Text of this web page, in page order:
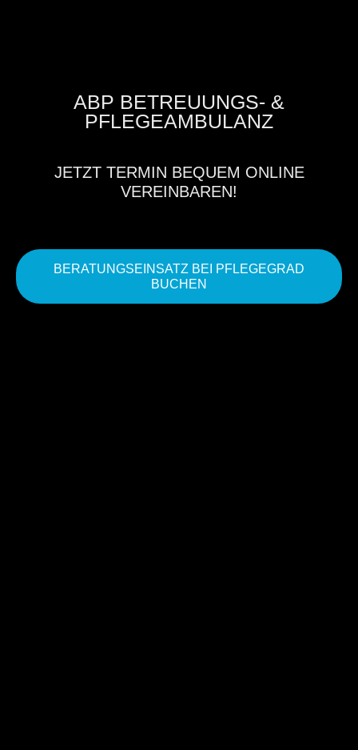
ABP BETREUUNGS- &
PFLEGEAMBULANZ
JETZT TERMIN BEQUEM ONLINE
VEREINBAREN!
BERATUNGSEINSATZ BEI PFLEGEGRAD
BUCHEN